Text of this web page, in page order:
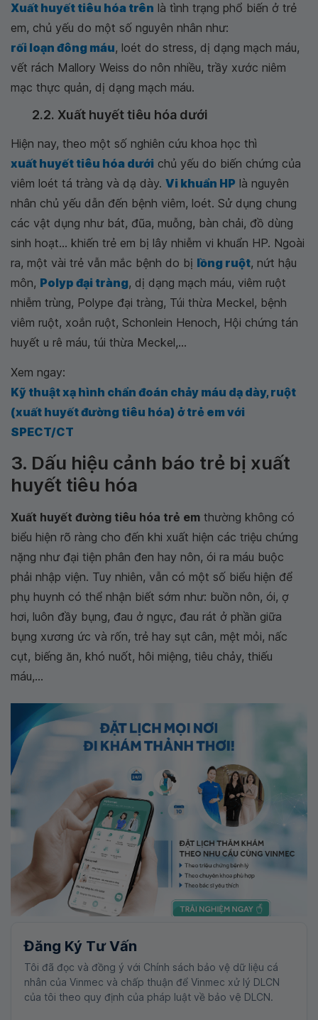
Xuất huyết tiêu hóa trên là tình trạng phổ biến ở trẻ
em, chủ yếu do một số nguyên nhân như:
rối loạn đông máu, loét do stress, dị dạng mạch máu,
vết rách Mallory Weiss do nôn nhiều, trầy xước niêm
mạc thực quản, dị dạng mạch máu.
2.2. Xuất huyết tiêu hóa dưới
Hiện nay, theo một số nghiên cứu khoa học thì
xuất huyết tiêu hóa dưới chủ yếu do biến chứng của
viêm loét tá tràng và dạ dày. Vi khuẩn HP là nguyên
nhân chủ yếu dẫn đến bệnh viêm, loét. Sử dụng chung
các vật dụng như bát, đũa, muỗng, bàn chải, đồ dùng
sinh hoạt... khiến trẻ em bị lây nhiễm vi khuẩn HP. Ngoài
ra, một vài trẻ vẫn mắc bệnh do bị lồng ruột, nứt hậu
môn, Polyp đại tràng, dị dạng mạch máu, viêm ruột
nhiễm trùng, Polype đại tràng, Túi thừa Meckel, bệnh
viêm ruột, xoắn ruột, Schonlein Henoch, Hội chứng tán
huyết u rê máu, túi thừa Meckel,...
Xem ngay:
Kỹ thuật xạ hình chẩn đoán chảy máu dạ dày, ruột
(xuất huyết đường tiêu hóa) ở trẻ em với
SPECT/CT
3. Dấu hiệu cảnh báo trẻ bị xuất
huyết tiêu hóa
Xuất huyết đường tiêu hóa trẻ em thường không có
biểu hiện rõ ràng cho đến khi xuất hiện các triệu chứng
nặng như đại tiện phân đen hay nôn, ói ra máu buộc
phải nhập viện. Tuy nhiên, vẫn có một số biểu hiện để
phụ huynh có thể nhận biết sớm như: buồn nôn, ói, ợ
hơi, luôn đầy bụng, đau ở ngực, đau rát ở phần giữa
bụng xương ức và rốn, trẻ hay sụt cân, mệt mỏi, nấc
cụt, biếng ăn, khó nuốt, hôi miệng, tiêu chảy, thiếu
máu,...
Đăng Ký Tư Vấn
Tôi đã đọc và đồng ý với Chính sách bảo vệ dữ liệu cá
nhân của Vinmec và chấp thuận để Vinmec xử lý DLCN
của tôi theo quy định của pháp luật về bảo vệ DLCN.